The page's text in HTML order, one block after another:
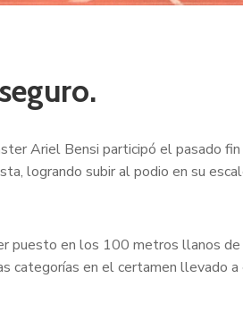
Ariel Bensi participó el pasado fin
logrando subir al podio en su
puesto en los 100 metros llanos
categorías en el certamen llevado a